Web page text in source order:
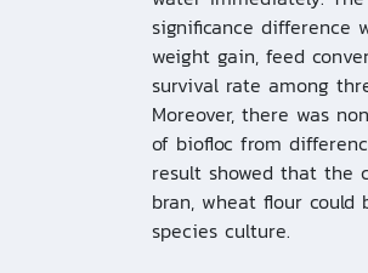
significance difference
weight gain, feed
survival rate among
Moreover, there was
of biofloc from
result showed that the
bran, wheat flour
species culture.